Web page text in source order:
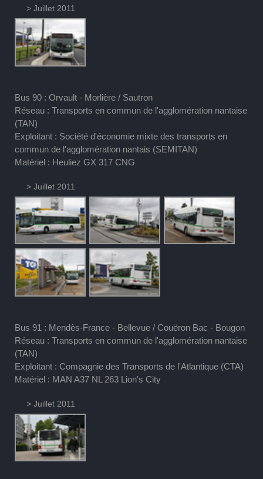
> Juillet 2011
Bus 90 : Orvault - Morlière / Sautron
Réseau : Transports en commun de l'agglomération nantaise
(TAN)
Exploitant : Société d'économie mixte des transports en
commun de l'agglomération nantais (SEMITAN)
Matériel : Heuliez GX 317 CNG
> Juillet 2011
Bus 91 : Mendès-France - Bellevue / Couëron Bac - Bougon
Réseau : Transports en commun de l'agglomération nantaise
(TAN)
Exploitant : Compagnie des Transports de l'Atlantique (CTA)
Matériel : MAN A37 NL 263 Lion's City
> Juillet 2011